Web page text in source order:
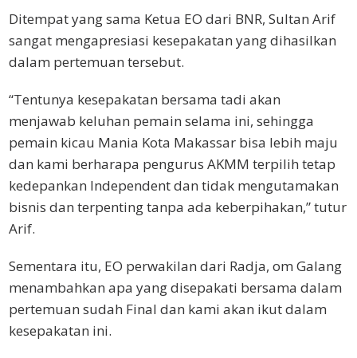
Ditempat yang sama Ketua EO dari BNR, Sultan Arif
sangat mengapresiasi kesepakatan yang dihasilkan
dalam pertemuan tersebut.
“Tentunya kesepakatan bersama tadi akan
menjawab keluhan pemain selama ini, sehingga
pemain kicau Mania Kota Makassar bisa lebih maju
dan kami berharapa pengurus AKMM terpilih tetap
kedepankan Independent dan tidak mengutamakan
bisnis dan terpenting tanpa ada keberpihakan,” tutur
Arif.
Sementara itu, EO perwakilan dari Radja, om Galang
menambahkan apa yang disepakati bersama dalam
pertemuan sudah Final dan kami akan ikut dalam
kesepakatan ini.